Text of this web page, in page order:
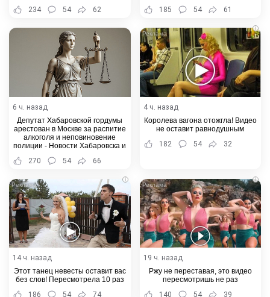
234
54 62
185
54 61
6 ч. назад
Депутат Хабаровской гордумы
арестован в Москве за распитие
алкоголя и неповиновение
полиции - Новости Хабаровска и
270 54 66
i
4 ч. назад
Королева вагона отожгла! Видео
не оставит равнодушным
182
54 32
i
14 ч. назад
Этот танец невесты оставит вас
без слов! Пересмотрела 10 раз
186
54 74
i
19 ч. назад
Ржу не переставая, это видео
пересмотришь не раз
140
54 39